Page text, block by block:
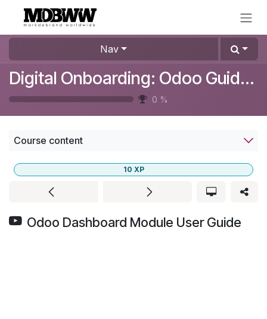
Skip to Content
Nav
Digital Onboarding: Odoo Guide for Beginners
0 %
Course content
Odoo Dashboard Module User Guide
10 XP